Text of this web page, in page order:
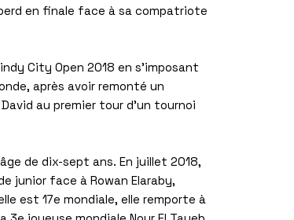
en finale face à sa compatriote
City Open 2018 en s'imposant
après avoir remonté un
au premier tour d'un tournoi
de dix-sept ans. En juillet 2018,
junior face à Rowan Elaraby,
est 17e mondiale, elle remporte à